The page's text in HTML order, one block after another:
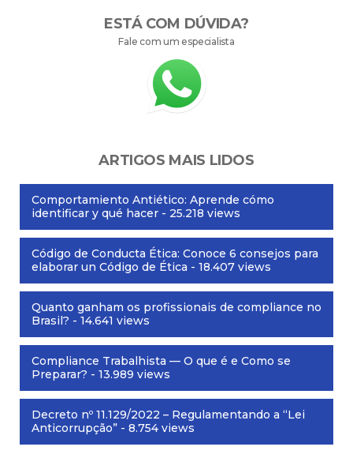
ESTÁ COM DÚVIDA?
Fale com um especialista
ARTIGOS MAIS LIDOS
Comportamiento Antiético: Aprende cómo
identificar y qué hacer - 25.218 views
Código de Conducta Ética: Conoce 6 consejos para
elaborar un Código de Ética - 18.407 views
Quanto ganham os profissionais de compliance no
Brasil? - 14.641 views
Compliance Trabalhista — O que é e Como se
Preparar? - 13.989 views
Decreto nº 11.129/2022 – Regulamentando a “Lei
Anticorrupção” - 8.754 views